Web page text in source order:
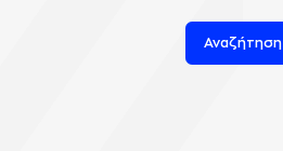
Αναζήτηση